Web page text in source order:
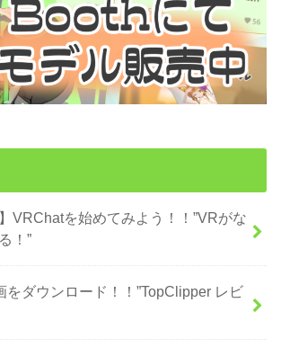
VRChatを始めてみよう！！”VRがな
！”
をダウンロード！！”TopClipper レビ